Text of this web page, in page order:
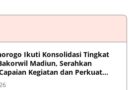
Ikuti Konsolidasi Tingkat
Madiun, Serahkan
Kegiatan dan Perkuat